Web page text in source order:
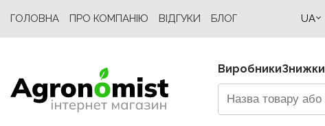
ГОЛОВНА ПРО КОМПАНІЮ ВІДГУКИ БЛОГ UA
ВиробникиЗнижки